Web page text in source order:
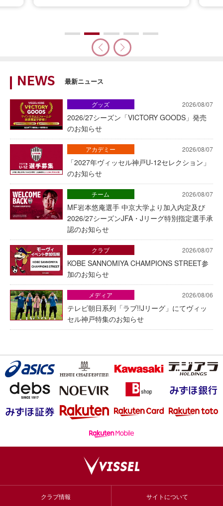
NEWS 最新ニュース
2026/08/07
2026/27シーズン「VICTORY GOODS」発売
のお知らせ
グッズ
2026/08/07
「2027年ヴィッセル神戸U-12セレクション」
のお知らせ
アカデミー
2026/08/07
MF岩本悠庵選手 中京大学より加入内定及び
2026/27シーズンJFA・Jリーグ特別指定選手承
認のお知らせ
チーム
2026/08/07
KOBE SANNOMIYA CHAMPIONS STREET参
加のお知らせ
クラブ
2026/08/06
テレビ朝日系列「ラブ!!Jリーグ」にてヴィッ
セル神戸特集のお知らせ
メディア
クラブ情報 サイトについて